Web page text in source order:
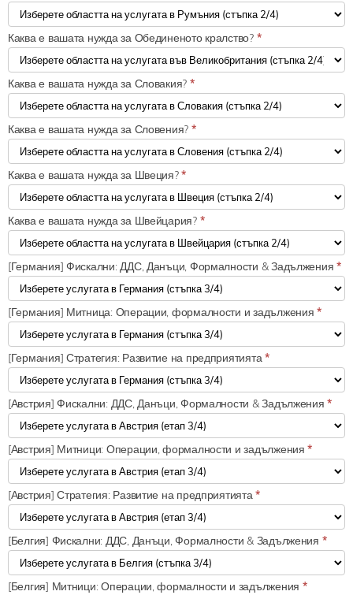
Каква е вашата нужда за Обединеното кралство? *
Каква е вашата нужда за Словакия? *
Каква е вашата нужда за Словения? *
Каква е вашата нужда за Швеция?*
Каква е вашата нужда за Швейцария? *
[Германия] Фискални: ДДС, Данъци, Формалности & Задължения*
[Германия] Митница: Операции, формалности и задължения*
[Германия] Стратегия: Развитие на предприятията*
[Австрия] Фискални: ДДС, Данъци, Формалности & Задължения*
[Австрия] Митници: Операции, формалности и задължения*
[Австрия] Стратегия: Развитие на предприятията*
[Белгия] Фискални: ДДС, Данъци, Формалности & Задължения *
[Белгия] Митници: Операции, формалности и задължения *